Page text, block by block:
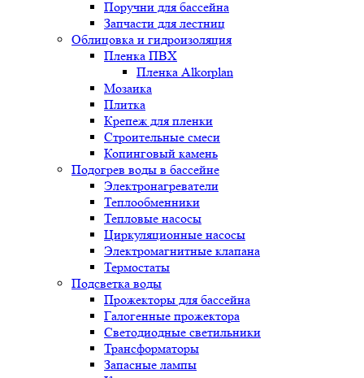
Поручни для бассейна
Запчасти для лестниц
Облицовка и гидроизоляция
Пленка ПВХ
Пленка Alkorplan
Мозаика
Плитка
Крепеж для пленки
Строительные смеси
Копинговый камень
Подогрев воды в бассейне
Электронагреватели
Теплообменники
Тепловые насосы
Циркуляционные насосы
Электромагнитные клапана
Термостаты
Подсветка воды
Прожекторы для бассейна
Галогенные прожектора
Светодиодные светильники
Трансформаторы
Запасные лампы